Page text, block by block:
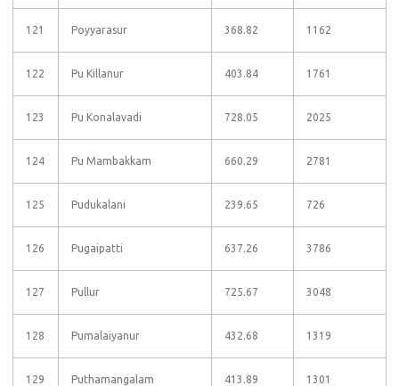
121 Poyyarasur 368.82 1162
122 Pu Killanur 403.84 1761
123 Pu Konalavadi 728.05 2025
124 Pu Mambakkam 660.29 2781
125 Pudukalani 239.65 726
126 Pugaipatti 637.26 3786
127 Pullur 725.67 3048
128 Pumalaiyanur 432.68 1319
129 Puthamangalam 413.89 1301